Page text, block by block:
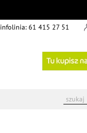
infolinia: 61 415 27 51